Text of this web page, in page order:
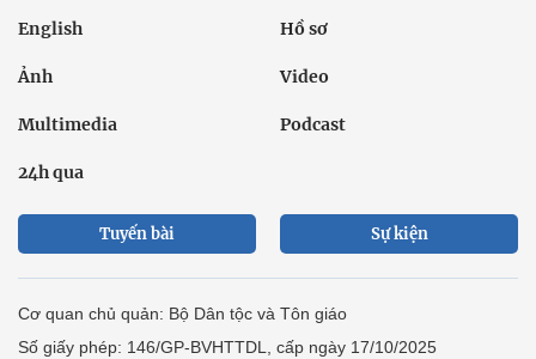
English Hồ sơ
Ảnh Video
Multimedia Podcast
24h qua
Tuyến bài Sự kiện
Cơ quan chủ quản: Bộ Dân tộc và Tôn giáo
Số giấy phép: 146/GP-BVHTTDL, cấp ngày 17/10/2025